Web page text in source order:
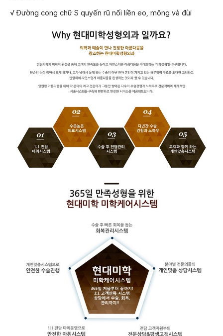
√ Đường cong chữ S quyến rũ nối liền eo, mông và đùi